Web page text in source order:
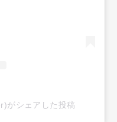
がシェアした投稿